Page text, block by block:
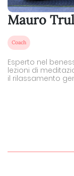
Mauro
Coach
Esperto nel
lezioni di
il rilassamento